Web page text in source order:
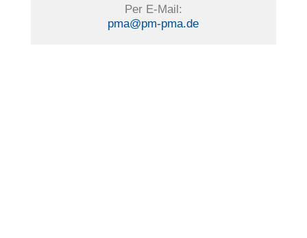
Per E-Mail:
pma@pm-pma.de